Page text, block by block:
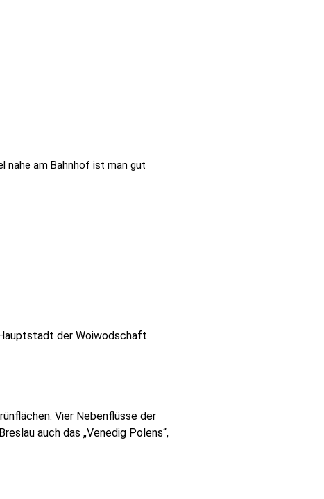
nahe am Bahnhof ist man gut
der Woiwodschaft
Vier Nebenflüsse der
auch das „Venedig Polens“,